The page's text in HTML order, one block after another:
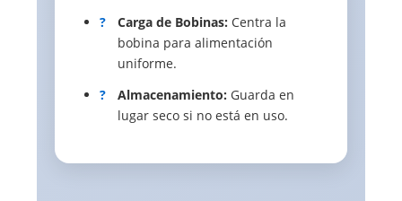
?
Carga de Bobinas: Centra la
bobina para alimentación
uniforme.
?
Almacenamiento: Guarda en
lugar seco si no está en uso.